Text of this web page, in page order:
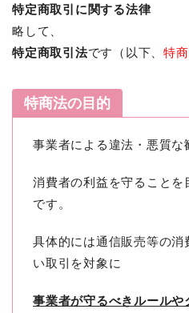
特定商取引に関する法律
略して、
特定商取引法です（以下、特
特商法の目的
事業者による違法・悪質な
消費者の利益を守ること
です。
具体的には通信販売等の
い取引を対象に
事業者が守るべきルール